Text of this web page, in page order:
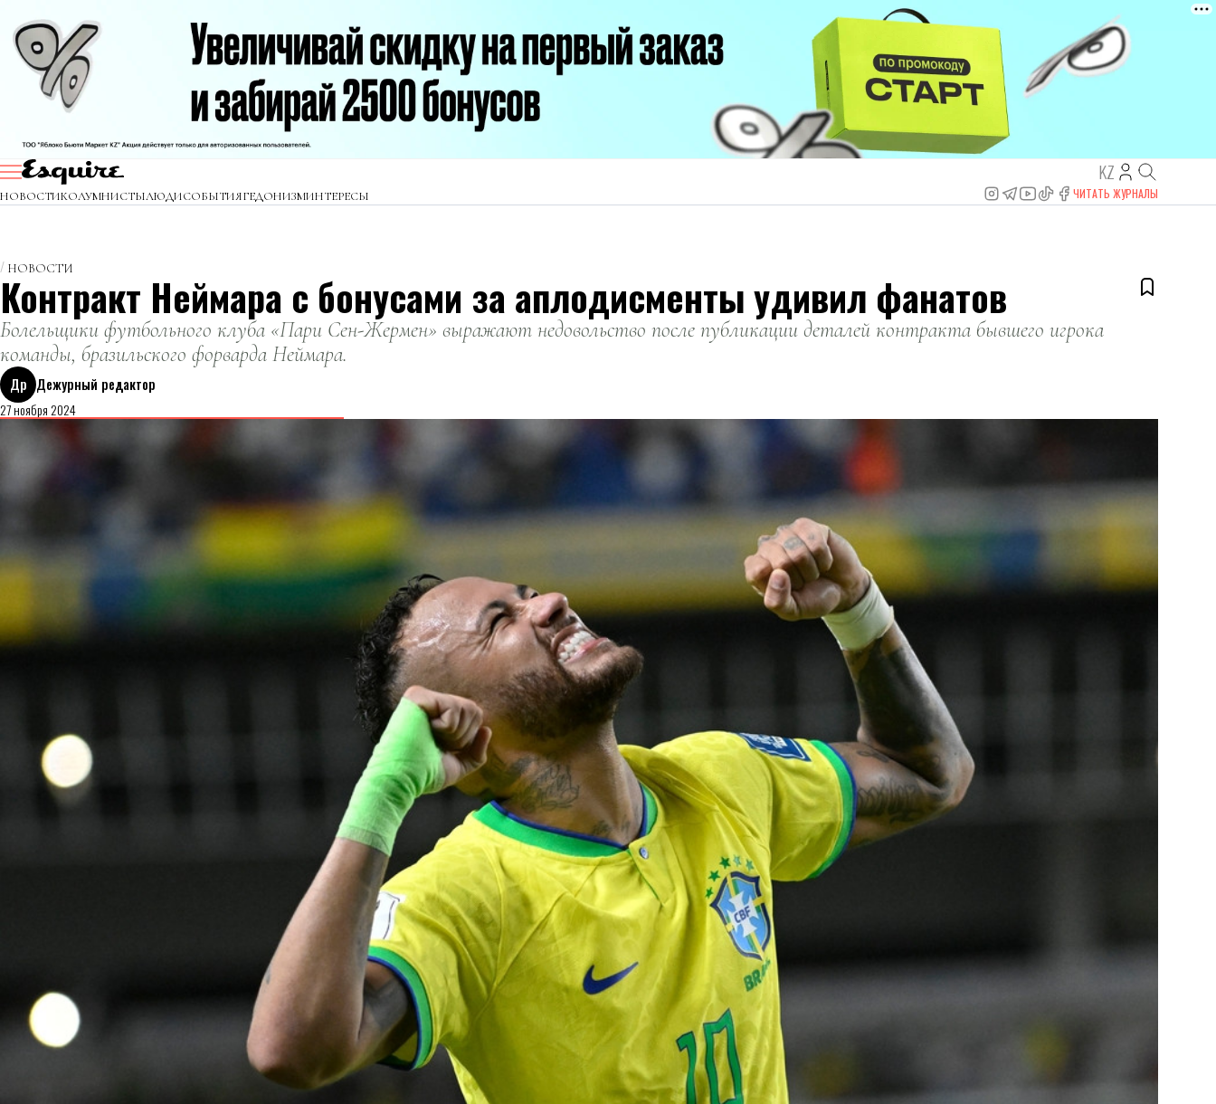
KZ
НОВОСТИКОЛУМНИСТЫЛЮДИСОБЫТИЯГЕДОНИЗМИНТЕРЕСЫ ЧИТАТЬ ЖУРНАЛЫ
НОВОСТИ
Контракт Неймара с бонусами за аплодисменты удивил фанатов
Болельщики футбольного клуба «Пари Сен-Жермен» выражают недовольство после публикации деталей контракта бывшего игрока
команды, бразильского форварда Неймара.
Др Дежурный редактор
27 ноября 2024